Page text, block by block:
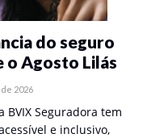
do seguro
Agosto Lilás
2026
BVIX Seguradora tem
e inclusivo,